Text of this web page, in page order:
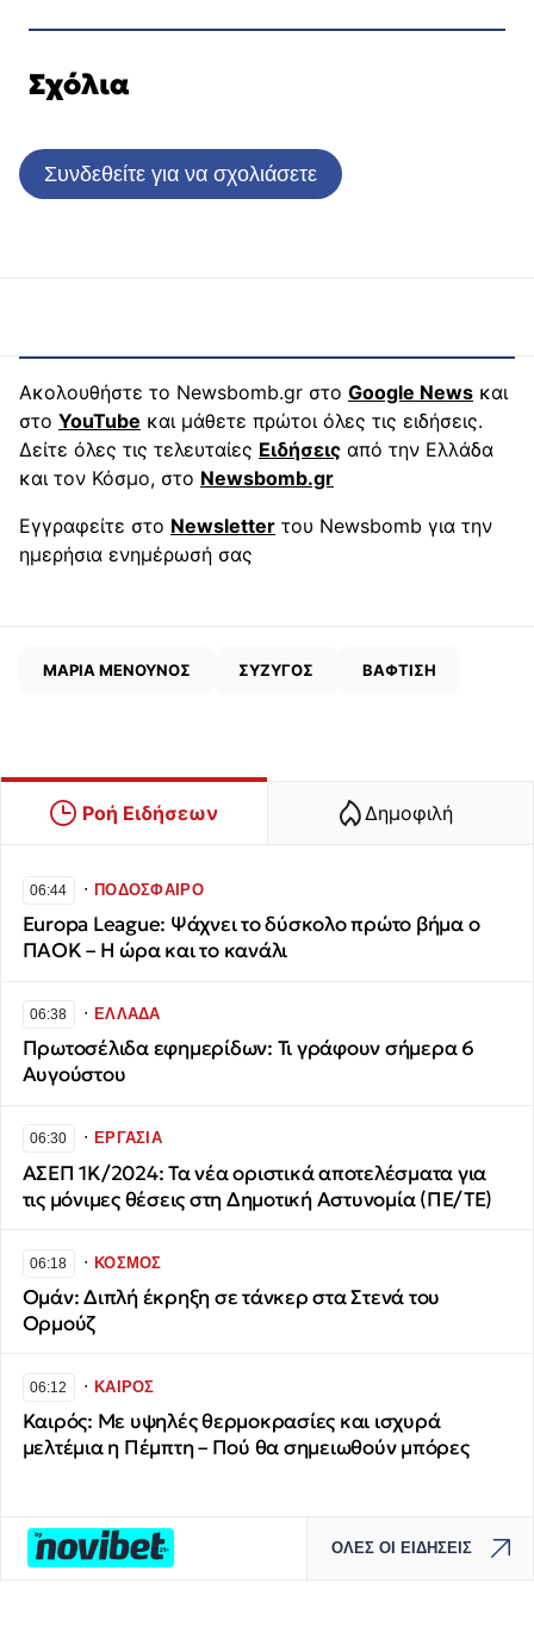
Σχόλια
Συνδεθείτε για να σχολιάσετε
Ακολουθήστε το Newsbomb.gr στο Google News και
στο YouTube και μάθετε πρώτοι όλες τις ειδήσεις.
Δείτε όλες τις τελευταίες Ειδήσεις από την Ελλάδα
και τον Κόσμο, στο Newsbomb.gr
Εγγραφείτε στο Newsletter του Newsbomb για την
ημερήσια ενημέρωσή σας
ΜΑΡΙΑ ΜΕΝΟΥΝΟΣ ΣΥΖΥΓΟΣ ΒΑΦΤΙΣΗ
Ροή Ειδήσεων Δημοφιλή
06:44 ∙ΠΟΔΟΣΦΑΙΡΟ
Europa League: Ψάχνει το δύσκολο πρώτο βήμα ο
ΠΑΟΚ – Η ώρα και το κανάλι
06:38 ∙ΕΛΛΑΔΑ
Πρωτοσέλιδα εφημερίδων: Τι γράφουν σήμερα 6
Αυγούστου
06:30 ∙ΕΡΓΑΣΙΑ
ΑΣΕΠ 1Κ/2024: Τα νέα οριστικά αποτελέσματα για
τις μόνιμες θέσεις στη Δημοτική Αστυνομία (ΠΕ/ΤΕ)
06:18 ∙ΚΟΣΜΟΣ
Ομάν: Διπλή έκρηξη σε τάνκερ στα Στενά του
Ορμούζ
06:12 ∙ΚΑΙΡΟΣ
Καιρός: Με υψηλές θερμοκρασίες και ισχυρά
μελτέμια η Πέμπτη – Πού θα σημειωθούν μπόρες
ΟΛΕΣ ΟΙ ΕΙΔΗΣΕΙΣ